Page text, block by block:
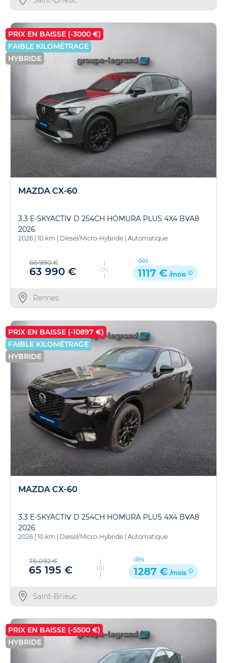
PRIX EN BAISSE (-3000 €)
FAIBLE KILOMÉTRAGE
HYBRIDE
MAZDA CX-60
3.3 E-SKYACTIV D 254CH HOMURA PLUS 4X4 BVA8
2026
2026 10 km Diesel/Micro-Hybride Automatique
66 990 €
63 990 € OU
dès
1117 € /mois
Rennes
PRIX EN BAISSE (-10897 €)
FAIBLE KILOMÉTRAGE
HYBRIDE
MAZDA CX-60
3.3 E-SKYACTIV D 254CH HOMURA PLUS 4X4 BVA8
2026
2026 | 10 km | Diesel/Micro-Hybride | Automatique
76 092 €
65 195 € OU
dès
1287 € /mois
Saint-Brieuc
PRIX EN BAISSE (-5500 €)
HYBRIDE